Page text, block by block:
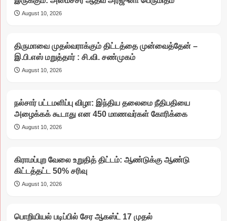
August 10, 2026
திருமாவை முதல்வராக்கும் திட்டத்தை முன்வைத்தேன் –
இ.பி.எஸ் மறுத்தார் : சி.வி. சண்முகம்
August 10, 2026
நல்சார் பட்டமளிப்பு விழா: இந்திய தலைமை நீதிபதியை
அழைக்கக் கூடாது என 450 மாணவர்கள் கோரிக்கை
August 10, 2026
கிராமப்புற வேலை உறுதித் திட்டம்: ஆண்டுக்கு ஆண்டு
கிட்டத்தட்ட 50% சரிவு
August 10, 2026
பொறியியல் படிப்பில் சேர ஆகஸ்ட் 17 முதல்